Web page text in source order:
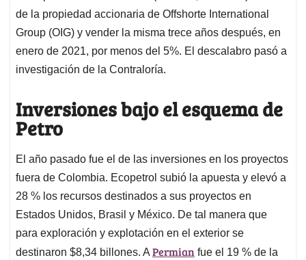
de la propiedad accionaria de Offshorte International
Group (OIG) y vender la misma trece años después, en
enero de 2021, por menos del 5%. El descalabro pasó a
investigación de la Contraloría.
Inversiones bajo el esquema de
Petro
El año pasado fue el de las inversiones en los proyectos
fuera de Colombia. Ecopetrol subió la apuesta y elevó a
28 % los recursos destinados a sus proyectos en
Estados Unidos, Brasil y México. De tal manera que
para exploración y explotación en el exterior se
destinaron $8,34 billones. A Permian fue el 19 % de la